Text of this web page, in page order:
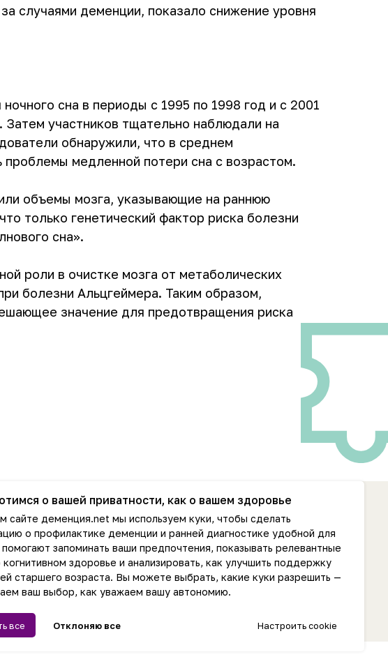
случаями деменции, показало снижение уровня
сна в периоды с 1995 по 1998 год и с 2001
участников тщательно наблюдали на
обнаружили, что в среднем
проблемы медленной потери сна с возрастом.
объемы мозга, указывающие на раннюю
только генетический фактор риска болезни
сна».
роли в очистке мозга от метаболических
болезни Альцгеймера. Таким образом,
значение для предотвращения риска
Документы и реквизиты
info@dementcia.net
+7 (925) 725-38-49
2026 АНО «ДЕМЕНЦИЯ.НЕТ»
о вашей приватности, как о вашем здоровье
сайте деменция.net мы используем куки, чтобы сделать
о профилактике деменции и ранней диагностике удобной для
запоминать ваши предпочтения, показывать релевантные
когнитивном здоровье и анализировать, как улучшить поддержку
старшего возраста. Вы можете выбрать, какие куки разрешить —
ваш выбор, как уважаем вашу автономию.
все Отклоняю все Настроить cookie